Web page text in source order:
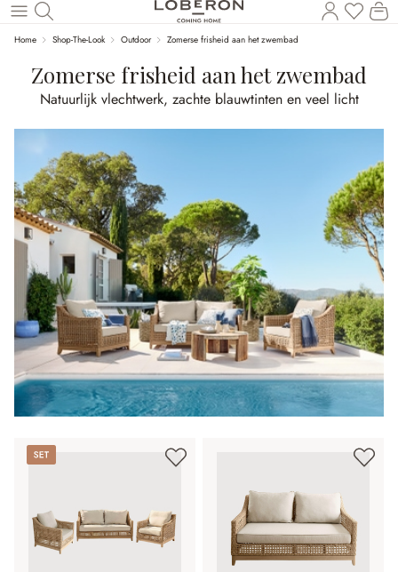
Naar de hoofdinhoud
U
Home Shop-The-Look Outdoor Zomerse frisheid aan het zwembad
Zomerse frisheid aan het zwembad
Natuurlijk vlechtwerk, zachte blauwtinten en veel licht
Set